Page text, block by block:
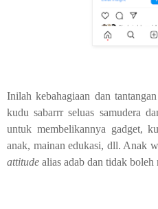
Inilah kebahagiaan dan
kudu sabarrr seluas samudera
untuk membelikannya gadget,
anak, mainan edukasi, dll. Anak
attitude alias adab dan tidak